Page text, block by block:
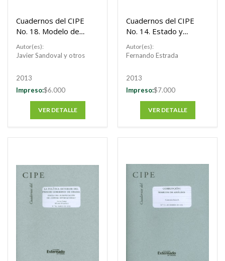
Cuadernos del CIPE
No. 18. Modelo de
exposición al riesgo
de un portafolio
específico en Matlab
Autor(es):
Javier Sandoval y otros
2013
Impreso:$6.000
VER DETALLE
Cuadernos del CIPE
No. 14. Estado y
Colombia: un balance
política
Autor(es):
Fernando Estrada
2013
Impreso:$7.000
VER DETALLE